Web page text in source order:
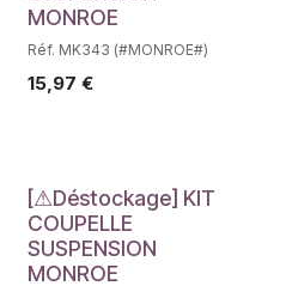
MONROE
Réf. MK343 (#MONROE#)
15,97 €
Déstockage
[⚠Déstockage] KIT
COUPELLE
SUSPENSION
MONROE